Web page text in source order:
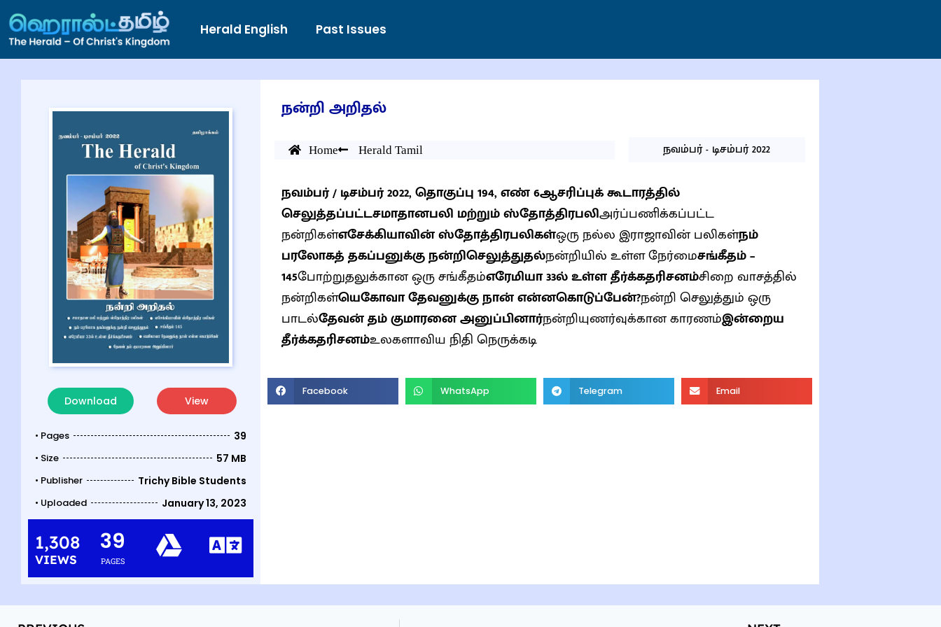
Herald English Past Issues
Download View
• Pages 39
• Size 57 MB
• Publisher Trichy Bible Students
• Uploaded January 13, 2023
1,308
VIEWS PAGES
39
நன்றி அறிதல்
Home Herald Tamil நவம்பர் - டிசம்பர் 2022
நவம்பர் / டிசம்பர் 2022, தொகுப்பு 194, எண் 6ஆசரிப்புக் கூடாரத்தில்
செலுத்தப்பட்டசமாதானபலி மற்றும் ஸ்தோத்திரபலிஅர்ப்பணிக்கப்பட்ட
நன்றிகள்எசேக்கியாவின் ஸ்தோத்திரபலிகள்ஒரு நல்ல இராஜாவின் பலிகள்நம்
பரலோகத் தகப்பனுக்கு நன்றிசெலுத்துதல்நன்றியில் உள்ள நேர்மைசங்கீதம் –
145போற்றுதலுக்கான ஒரு சங்கீதம்எரேமியா 33ல் உள்ள தீர்க்கதரிசனம்சிறை வாசத்தில்
நன்றிகள்யெகோவா தேவனுக்கு நான் என்னகொடுப்பேன்?நன்றி செலுத்தும் ஒரு
பாடல்தேவன் தம் குமாரனை அனுப்பினார்நன்றியுணர்வுக்கான காரணம்இன்றைய
தீர்க்கதரிசனம்உலகளாவிய நிதி நெருக்கடி
Facebook WhatsApp Telegram Email